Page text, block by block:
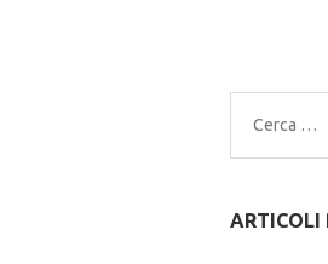
Ricerca
per:
ARTICOLI